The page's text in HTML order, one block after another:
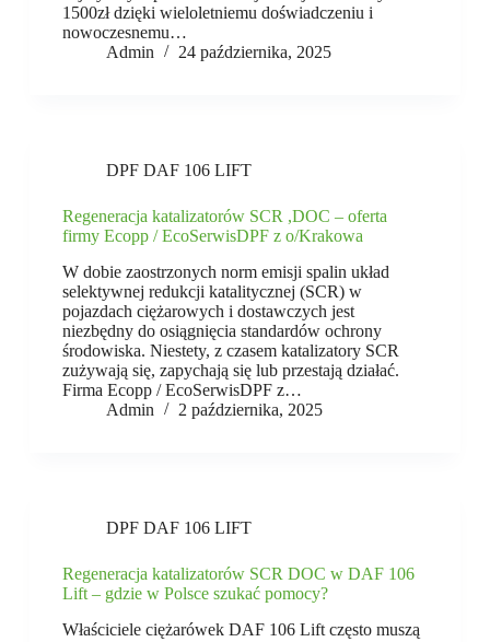
1500zł dzięki wieloletniemu doświadczeniu i
nowoczesnemu…
Admin
24 października, 2025
DPF DAF 106 LIFT
Regeneracja katalizatorów SCR ,DOC – oferta
firmy Ecopp / EcoSerwisDPF z o/Krakowa
W dobie zaostrzonych norm emisji spalin układ
selektywnej redukcji katalitycznej (SCR) w
pojazdach ciężarowych i dostawczych jest
niezbędny do osiągnięcia standardów ochrony
środowiska. Niestety, z czasem katalizatory SCR
zużywają się, zapychają się lub przestają działać.
Firma Ecopp / EcoSerwisDPF z…
Admin
2 października, 2025
DPF DAF 106 LIFT
Regeneracja katalizatorów SCR DOC w DAF 106
Lift – gdzie w Polsce szukać pomocy?
Właściciele ciężarówek DAF 106 Lift często muszą